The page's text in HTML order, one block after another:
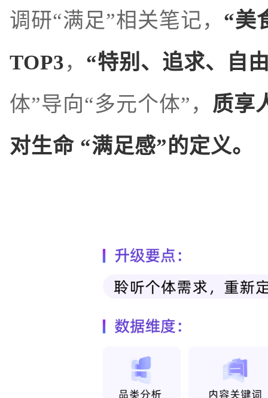
调研“满足”相关笔记， “美
TOP3 ， “特别、追求、自
体”导向“多元个体”， 质享
对生命 “满足感”的定义。